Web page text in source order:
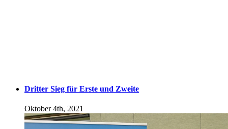
Dritter Sieg für Erste und Zweite
Oktober 4th, 2021